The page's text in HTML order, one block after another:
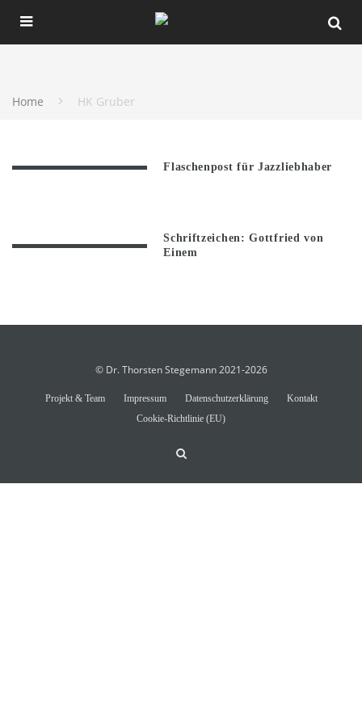
Home HK Gruber
Flaschenpost für Jazzliebhaber
Schriftzeichen: Gottfried von
Einem
© Dr. Thorsten Stegemann 2021-2026
Projekt & Team Impressum Datenschutzerklärung
Kontakt
Cookie-Richtlinie (EU)